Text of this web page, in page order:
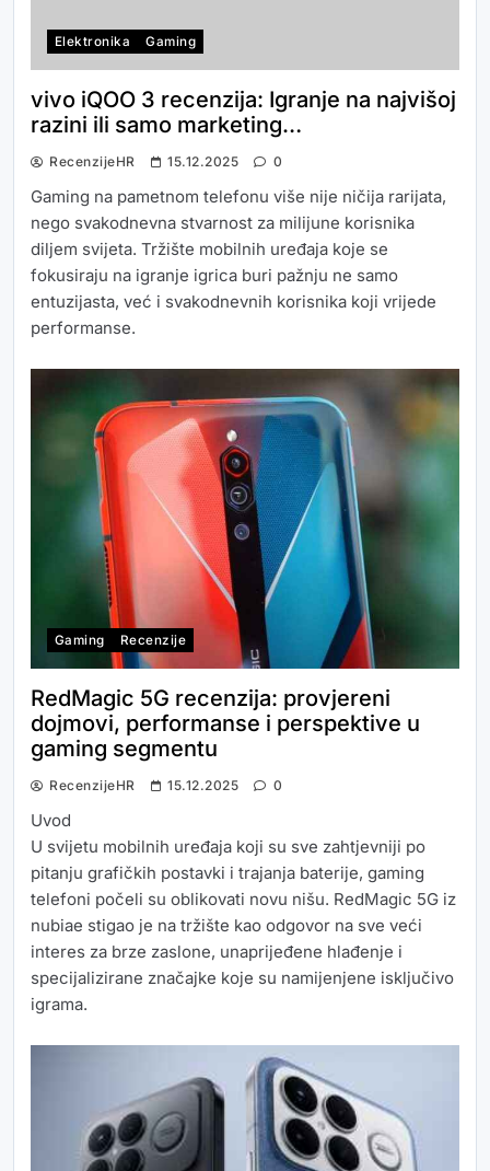
Elektronika Gaming
vivo iQOO 3 recenzija: Igranje na najvišoj
razini ili samo marketing…
RecenzijeHR 15.12.2025 0
Gaming na pametnom telefonu više nije ničija rarijata,
nego svakodnevna stvarnost za milijune korisnika
diljem svijeta. Tržište mobilnih uređaja koje se
fokusiraju na igranje igrica buri pažnju ne samo
entuzijasta, već i svakodnevnih korisnika koji vrijede
performanse.
Gaming Recenzije
RedMagic 5G recenzija: provjereni
dojmovi, performanse i perspektive u
gaming segmentu
RecenzijeHR 15.12.2025 0
Uvod
U svijetu mobilnih uređaja koji su sve zahtjevniji po
pitanju grafičkih postavki i trajanja baterije, gaming
telefoni počeli su oblikovati novu nišu. RedMagic 5G iz
nubiae stigao je na tržište kao odgovor na sve veći
interes za brze zaslone, unaprijeđene hlađenje i
specijalizirane značajke koje su namijenjene isključivo
igrama.